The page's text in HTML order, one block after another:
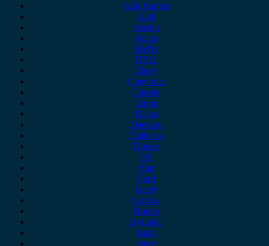
Alfa Romeo
Audi
Austin
Acura
BMW
BYD
Chery
Chevrolet
Citroen
Cupra
Dacia
Daewoo
Daihatsu
Dodge
DS
Fiat
Ford
Geely
Gonow
Honda
Hyundai
Isuzu
iveco